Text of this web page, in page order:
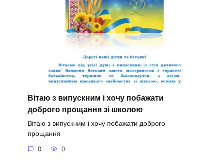
Вітаю з випускним і хочу побажати
доброго прощання зі школою
Вітаю з випускним і хочу побажати доброго
прощання
0 0